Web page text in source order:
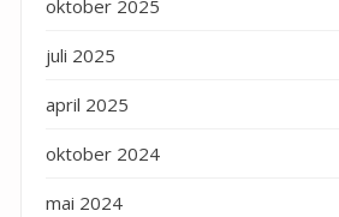
oktober 2025
juli 2025
april 2025
oktober 2024
mai 2024